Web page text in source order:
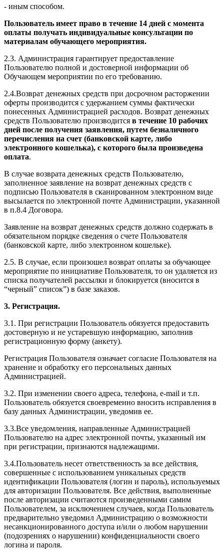
- иным способом.
Пользователь имеет право в течение 14 дней с момента
оплаты получать индивидуальные консультации по
материалам обучающего мероприятия.
2.3. Администрация гарантирует предоставление
Пользователю полной и достоверной информации об
Обучающем мероприятии по его требованию.
2.4.Возврат денежных средств при досрочном расторжении
оферты производится с удержанием суммы фактически
понесенных Администрацией расходов. Возврат денежных
средств Пользователю производится в течение 10 рабочих
дней после получения заявления, путем безналичного
перечисления на счет (банковской карте, либо
электронного кошелька), с которого была произведена
оплата.
В случае возврата денежных средств Пользователю,
заполненное заявление на возврат денежных средств с
подписью Пользователя в сканированном электронном виде
высылается по электронной почте Администрации, указанной
в п.8.4 Договора.
Заявление на возврат денежных средств должно содержать в
обязательном порядке сведения о счете Пользователя
(банковской карте, либо электронном кошельке).
2.5. В случае, если произошел возврат оплаты за обучающее
мероприятие по инициативе Пользователя, то он удаляется из
списка получателей рассылки и блокируется (вносится в
“черный” список”) в базе заказов.
3. Регистрация.
3.1. При регистрации Пользователь обязуется предоставить
достоверную и не устаревшую информацию, заполнив
регистрационную форму (анкету).
Регистрация Пользователя означает согласие Пользователя на
хранение и обработку его персональных данных
Администрацией.
3.2. При изменении своего адреса, телефона, e-mail и т.п.
Пользователь обязуется своевременно вносить исправления в
базу данных Администрации, уведомив ее.
3.3.Все уведомления, направленные Администрацией
Пользователю на адрес электронной почты, указанный им
при регистрации, признаются надлежащими.
3.4.Пользователь несет ответственность за все действия,
совершенные с использованием уникальных средств
идентификации Пользователя (логин и пароль), используемых
для авторизации Пользователя. Все действия, выполненные
после авторизации считаются произведенными самим
Пользователем, за исключением случаев, когда Пользователь
предварительно уведомил Администрацию о возможности
несанкционированного доступа и/или о любом нарушении
(подозрениях о нарушении) конфиденциальности своего
логина и пароля.